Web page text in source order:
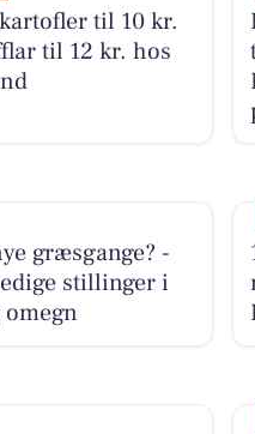
til 10 kr.
til 12 kr. hos
græsgange? -
stillinger i